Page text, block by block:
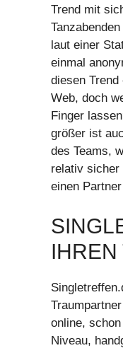
Trend mit
laut einer
einmal
diesen
Web, doch
Finger
größer ist
des Teams,
relativ sicher
einen
IHREN
online,
Niveau,